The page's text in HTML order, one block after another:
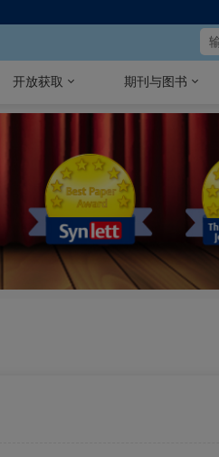
开放获取 期刊与图书